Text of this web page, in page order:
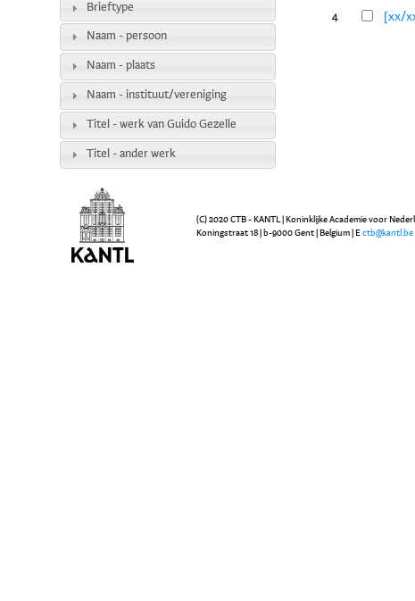
4 [xx/
Brieftype
Naam - persoon
Naam - plaats
Naam - instituut/vereniging
Titel - werk van Guido Gezelle
Titel - ander werk
(C) 2020 CTB - KANTL | Koninklijke Academie voor
Koningstraat 18 | b-9000 Gent | Belgium | Ectb@kantl.be